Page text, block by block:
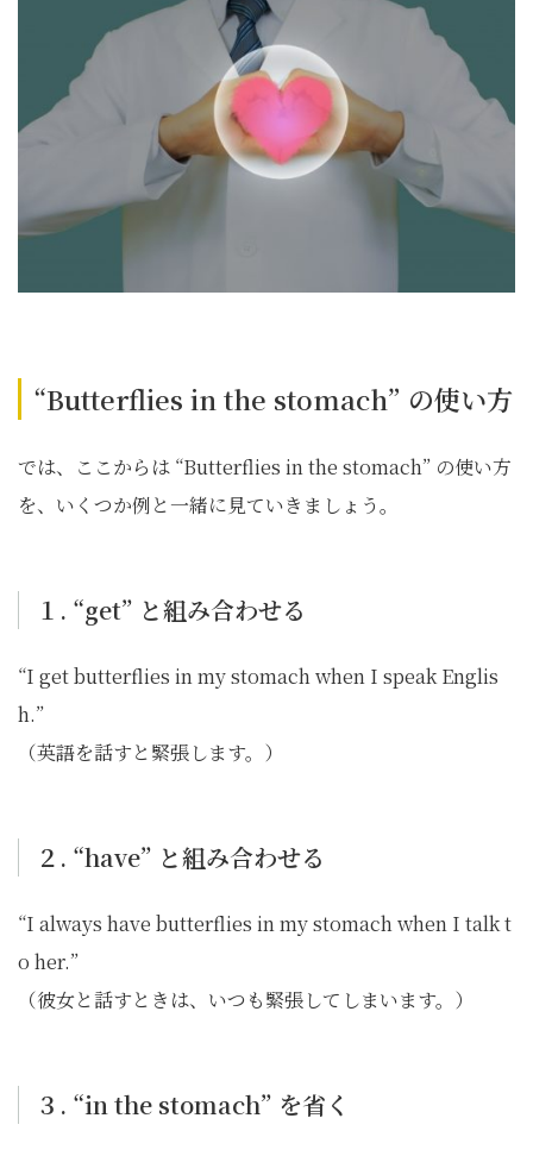
“Butterflies in the stomach” の使い方
では、ここからは “Butterflies in the stomach” の使い方
を、いくつか例と一緒に見ていきましょう。
１. “get” と組み合わせる
“I get butterflies in my stomach when I speak Englis
h.”
（英語を話すと緊張します。）
２. “have” と組み合わせる
“I always have butterflies in my stomach when I talk t
o her.”
（彼女と話すときは、いつも緊張してしまいます。）
３. “in the stomach” を省く